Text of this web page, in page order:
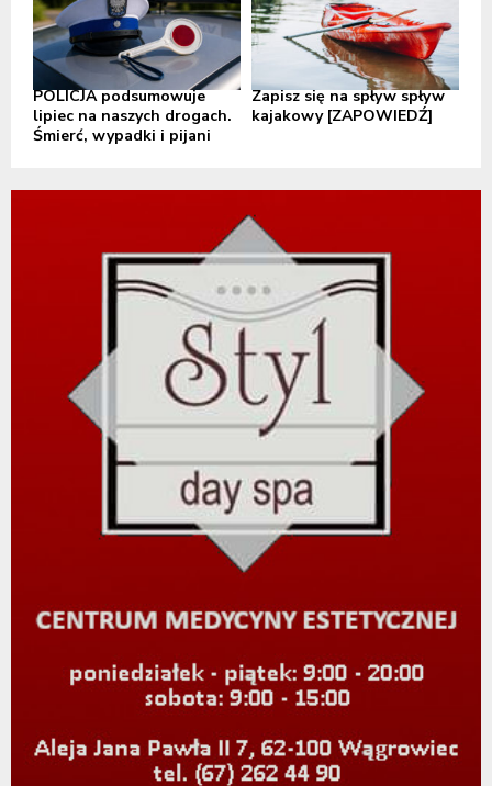
POLICJA podsumowuje
lipiec na naszych drogach.
Śmierć, wypadki i pijani
Zapisz się na spływ spływ
kajakowy [ZAPOWIEDŹ]